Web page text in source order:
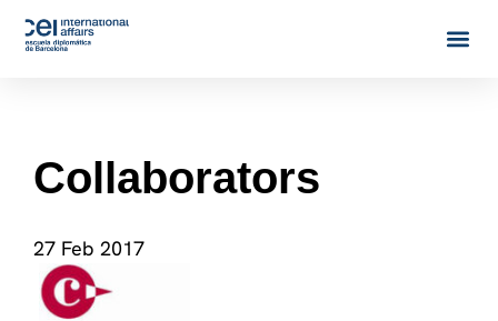
Collaborators
27 Feb 2017